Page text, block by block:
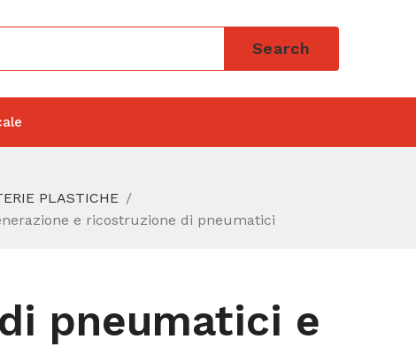
Search
PLASTICHE
e ricostruzione di pneumatici
pneumatici e